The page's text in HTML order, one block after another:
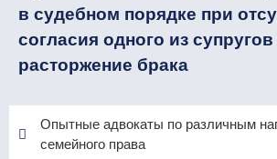
в судебном порядке при
согласия одного из супругов
расторжение брака
Опытные адвокаты по различным
семейного права